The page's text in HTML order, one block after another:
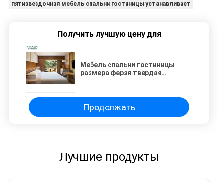
пятизвездочная мебель спальни гостиницы устанавливает
Получить лучшую цену для
Мебель спальни гостиницы
размера ферзя твердая
Продолжать
Лучшие продукты